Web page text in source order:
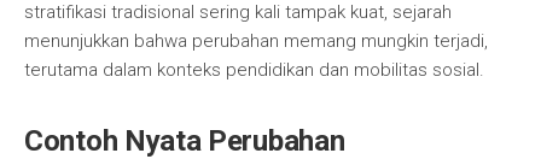
stratifikasi tradisional sering kali tampak kuat, sejarah
menunjukkan bahwa perubahan memang mungkin terjadi,
terutama dalam konteks pendidikan dan mobilitas sosial.
Contoh Nyata Perubahan